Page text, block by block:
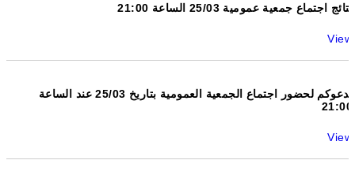
نتائج اجتماع جمعية عمومية 25/03 الساعة 21:00
View
ندعوكم لحضور اجتماع الجمعية العمومية بتاريخ 25/03 عند الساعة
21:00
View